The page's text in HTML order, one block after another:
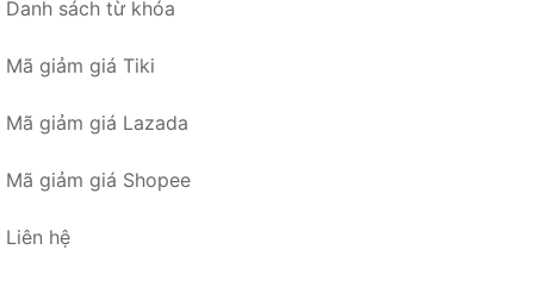
Danh sách từ khóa
Mã giảm giá Tiki
Mã giảm giá Lazada
Mã giảm giá Shopee
Liên hệ